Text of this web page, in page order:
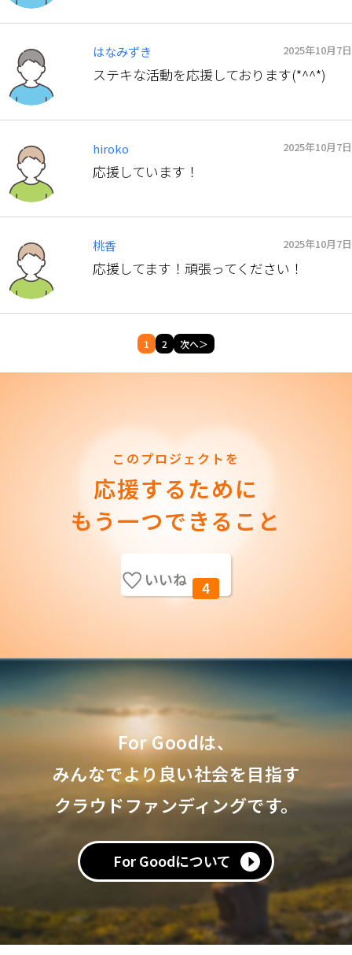
はなみずき 2025年10月7日
ステキな活動を応援しております(*^^*)
hiroko 2025年10月7日
応援しています！
桃香 2025年10月7日
応援してます！頑張ってください！
1 2 次へ＞
このプロジェクトを
応援するために
もう一つできること
いいね 4
For Goodは、
みんなでより良い社会を目指す
クラウドファンディングです。
For Goodについて